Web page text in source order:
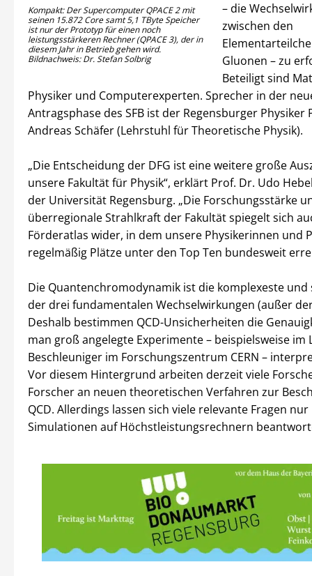
Kompakt: Der Supercomputer QPACE 2 mit
seinen 15.872 Core samt 5,1 TByte Speicher
ist nur der Prototyp für einen noch
leistungsstärkeren Rechner (QPACE 3), der in
diesem Jahr in Betrieb gehen wird.
Bildnachweis: Dr. Stefan Solbrig
– die
zwischen den
Gluonen – zu
Beteiligt sind
Physiker und Computerexperten. Sprecher in der
Antragsphase des SFB ist der Regensburger Physiker
Andreas Schäfer (Lehrstuhl für Theoretische Physik).
„Die Entscheidung der DFG ist eine weitere große
unsere Fakultät für Physik“, erklärt Prof. Dr. Udo
der Universität Regensburg. „Die Forschungsstärke
überregionale Strahlkraft der Fakultät spiegelt sich
Förderatlas wider, in dem unsere Physikerinnen und
regelmäßig Plätze unter den Top Ten bundesweit
Die Quantenchromodynamik ist die komplexeste und
der drei fundamentalen Wechselwirkungen (außer
Deshalb bestimmen QCD-Unsicherheiten die
man groß angelegte Experimente – beispielsweise im
Beschleuniger im Forschungszentrum CERN –
Vor diesem Hintergrund arbeiten derzeit viele
Forscher an neuen theoretischen Verfahren zur
QCD. Allerdings lassen sich viele relevante Fragen
Simulationen auf Höchstleistungsrechnern